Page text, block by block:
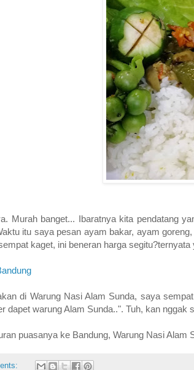
Murah banget... Ibaratnya kita pendatang
itu saya pesan ayam bakar, ayam
kaget, ini beneran harga
di Warung Nasi Alam Sunda, saya
dapet warung Alam Sunda..". Tuh, kan
puasanya ke Bandung, Warung Nasi